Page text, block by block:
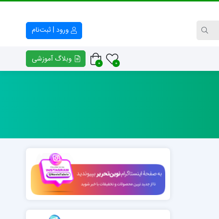
ورود | ثبت‌نام
کتابچه کلاس خط مدرسه مفید
انواع تابلوهای سوره حمد
امضای اساتید خوشنویسی
نمونه‌های خوشنویسی «منت خدای را عزوجل»
0
0 وبلاگ آموزشی